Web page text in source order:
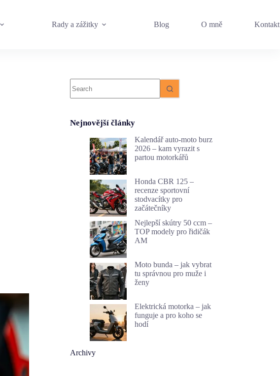
Rady a zážitky Blog O mně Kontakt
results
Nejnovější články
Kalendář auto-moto burz
2026 – kam vyrazit s
partou motorkářů
Honda CBR 125 –
recenze sportovní
stodvacítky pro
začátečníky
Nejlepší skútry 50 ccm –
TOP modely pro řidičák
AM
Moto bunda – jak vybrat
tu správnou pro muže i
ženy
Elektrická motorka – jak
funguje a pro koho se
hodí
Archivy